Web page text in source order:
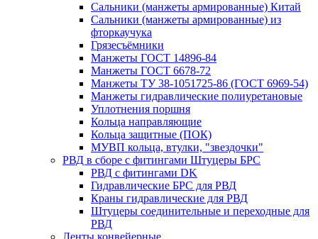
Сальники (манжеты армированные) Китай
Сальники (манжеты армированные) из
фторкаучука
Грязесъёмники
Манжеты ГОСТ 14896-84
Манжеты ГОСТ 6678-72
Манжеты ТУ 38-1051725-86 (ГОСТ 6969-54)
Манжеты гидравлические полиуретановые
Уплотнения поршня
Кольца направляющие
Кольца защитные (ПОК)
МУВП кольца, втулки, "звездочки"
РВД в сборе с фитингами Штуцеры БРС
РВД с фитингами DK
Гидравлические БРС для РВД
Краны гидравлические для РВД
Штуцеры соединительные и переходные для
РВД
Ленты конвейерные